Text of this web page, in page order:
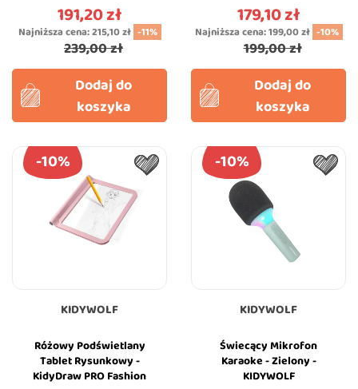
Cena
191,20 zł
Najniższa cena:215,10 zł -11%
239,00 zł
Dodaj do
koszyka
KIDYWOLF
Cena
179,10 zł
Najniższa cena:199,00 zł -10%
199,00 zł
Dodaj do
koszyka
KIDYWOLF
Różowy Podświetlany
Tablet Rysunkowy -
KidyDraw PRO Fashion
-10%
KIDYWOLF
Świecący Mikrofon
Karaoke - Zielony -
KIDYWOLF
-10%